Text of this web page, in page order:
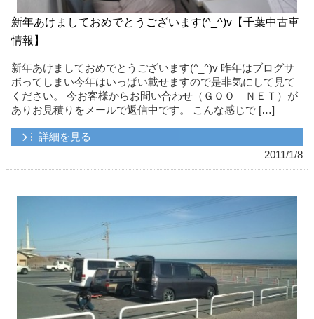
新年あけましておめでとうございます(^_^)v【千葉中古車
情報】
新年あけましておめでとうございます(^_^)v 昨年はブログサ
ボってしまい今年はいっぱい載せますので是非気にして見て
ください。 今お客様からお問い合わせ（ＧＯＯ ＮＥＴ）が
ありお見積りをメールで返信中です。 こんな感じで […]
詳細を見る
2011/1/8